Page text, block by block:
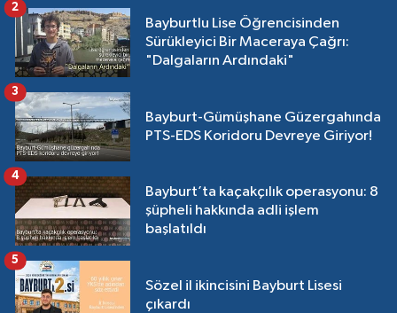
Bayburtlu Lise Öğrencisinden
Sürükleyici Bir Maceraya Çağrı:
"Dalgaların Ardındaki"
2
Bayburt-Gümüşhane Güzergahında
PTS-EDS Koridoru Devreye Giriyor!
3
Bayburt’ta kaçakçılık operasyonu: 8
şüpheli hakkında adli işlem
başlatıldı
4
Sözel il ikincisini Bayburt Lisesi
çıkardı
5